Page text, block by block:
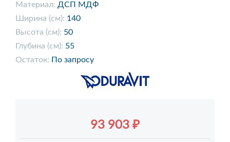
Материал: ДСП МДФ
Ширина (см): 140
Высота (см): 50
Глубина (см): 55
Остаток: По запросу
93 903 ₽